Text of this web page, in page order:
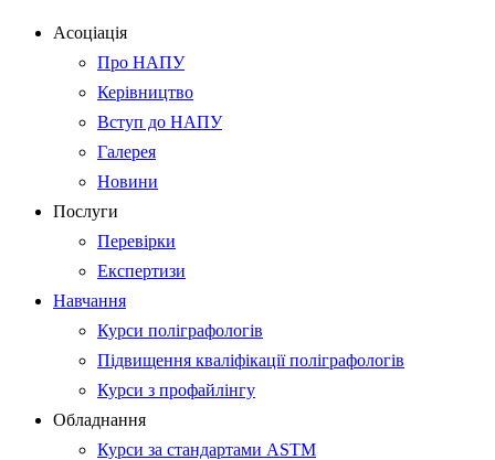
Асоціація
Про НАПУ
Керівництво
Вступ до НАПУ
Галерея
Новини
Послуги
Перевірки
Експертизи
Навчання
Курси поліграфологів
Підвищення кваліфікації поліграфологів
Курси з профайлінгу
Обладнання
Курси за стандартами ASTM